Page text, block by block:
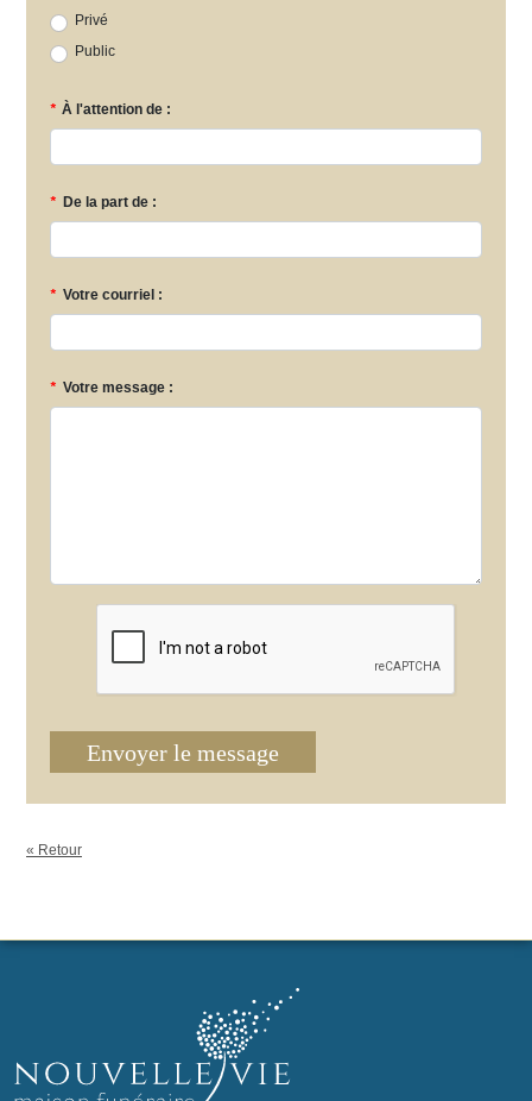
Privé
Public
* À l'attention de :
* De la part de :
* Votre courriel :
* Votre message :
Envoyer le message
« Retour